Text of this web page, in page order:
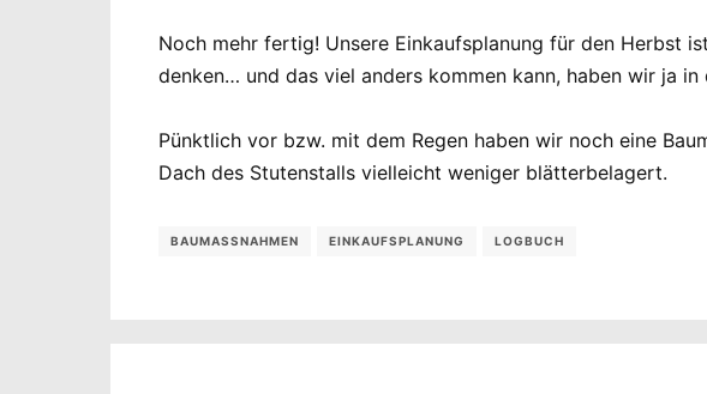
Noch mehr fertig! Unsere Einkaufsplanung für den Herbst
denken… und das viel anders kommen kann, haben wir ja
Pünktlich vor bzw. mit dem Regen haben wir noch eine
Dach des Stutenstalls vielleicht weniger blätterbelagert.
BAUMASSNAHMEN EINKAUFSPLANUNG LOGBUCH